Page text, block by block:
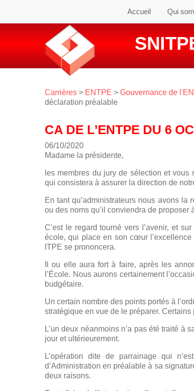
Accueil Qui
Carrières > ENTPE > Gouvernance de
déclaration préalable
CA DE L’ENTPE DU 6
06/10/2020
Madame la présidente,
les membres du jury de sélection et
qui consistera à assurer la direction de
En tant qu’administrateurs nous avons
ou des noms qu’il conviendra de proposer
C’est le regard tourné vers l’avenir, et
école, qui place en son cœur
ITPE se prononcera.
Il ou elle aura fort à faire, après les
l’École. Nous aurons certainement
budgétaire.
Un certain nombre des points portés à
stratégique en vue de le préparer.
L’un deux néanmoins n’a pas été traité à
jour et ultérieurement.
L’opération dite de parrainage qui
d’Administration en préalable à sa
deux raisons.